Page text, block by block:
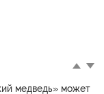
медведь» может